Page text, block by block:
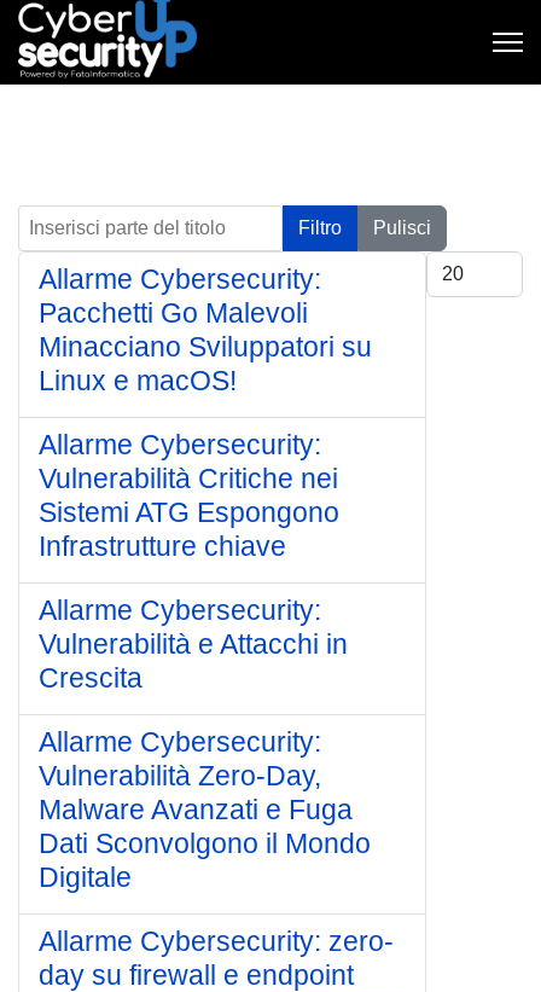
Inserisci parte del titolo Filtro
Pulisci
Visualizza #
Allarme Cybersecurity:
Pacchetti Go Malevoli
Minacciano Sviluppatori su
Linux e macOS!
Allarme Cybersecurity:
Vulnerabilità Critiche nei
Sistemi ATG Espongono
Infrastrutture chiave
Allarme Cybersecurity:
Vulnerabilità e Attacchi in
Crescita
Allarme Cybersecurity:
Vulnerabilità Zero-Day,
Malware Avanzati e Fuga
Dati Sconvolgono il Mondo
Digitale
Allarme Cybersecurity: zero-
day su firewall e endpoint